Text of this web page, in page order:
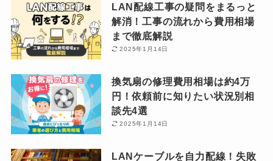
LAN配線工事の疑問をまるっと
解消！工事の流れから費用相場
まで徹底解説
2025年1月14日
換気扇の修理費用相場は約4万
円！依頼前に知りたい状況別相
談先4選
2025年1月14日
LANケーブルを自力配線！失敗